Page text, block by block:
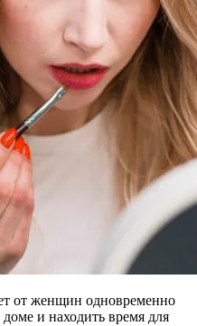
от женщин одновременно
доме и находить время для